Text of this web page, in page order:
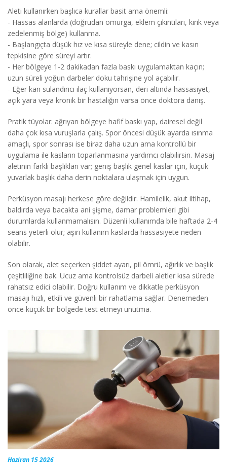
Aleti kullanırken başlıca kurallar basit ama önemli:
- Hassas alanlarda (doğrudan omurga, eklem çıkıntıları, kırık veya
zedelenmiş bölge) kullanma.
- Başlangıçta düşük hız ve kısa süreyle dene; cildin ve kasın
tepkisine göre süreyi artır.
- Her bölgeye 1-2 dakikadan fazla baskı uygulamaktan kaçın;
uzun süreli yoğun darbeler doku tahrişine yol açabilir.
- Eğer kan sulandırıcı ilaç kullanıyorsan, deri altında hassasiyet,
açık yara veya kronik bir hastalığın varsa önce doktora danış.
Pratik tüyolar: ağrıyan bölgeye hafif baskı yap, dairesel değil
daha çok kısa vuruşlarla çalış. Spor öncesi düşük ayarda ısınma
amaçlı, spor sonrası ise biraz daha uzun ama kontrollü bir
uygulama ile kasların toparlanmasına yardımcı olabilirsin. Masaj
aletinin farklı başlıkları var; geniş başlık genel kaslar için, küçük
yuvarlak başlık daha derin noktalara ulaşmak için uygun.
Perküsyon masajı herkese göre değildir. Hamilelik, akut iltihap,
baldırda veya bacakta ani şişme, damar problemleri gibi
durumlarda kullanmamalısın. Düzenli kullanımda bile haftada 2-4
seans yeterli olur; aşırı kullanım kaslarda hassasiyete neden
olabilir.
Son olarak, alet seçerken şiddet ayarı, pil ömrü, ağırlık ve başlık
çeşitliliğine bak. Ucuz ama kontrolsüz darbeli aletler kısa sürede
rahatsız edici olabilir. Doğru kullanım ve dikkatle perküsyon
masajı hızlı, etkili ve güvenli bir rahatlama sağlar. Denemeden
önce küçük bir bölgede test etmeyi unutma.
Haziran 15 2026